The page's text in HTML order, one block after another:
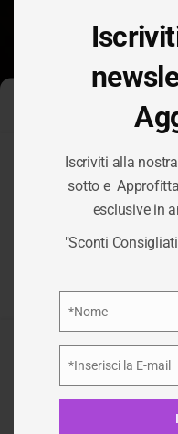
Per fornire le migliori
cookie per memorizzare
dispositivo. Il consenso a
elaborare dati come il
HOME
Iscriviti alla
sotto e
esclusive in
"Sconti
*Nome
*Inserisci la E-mail